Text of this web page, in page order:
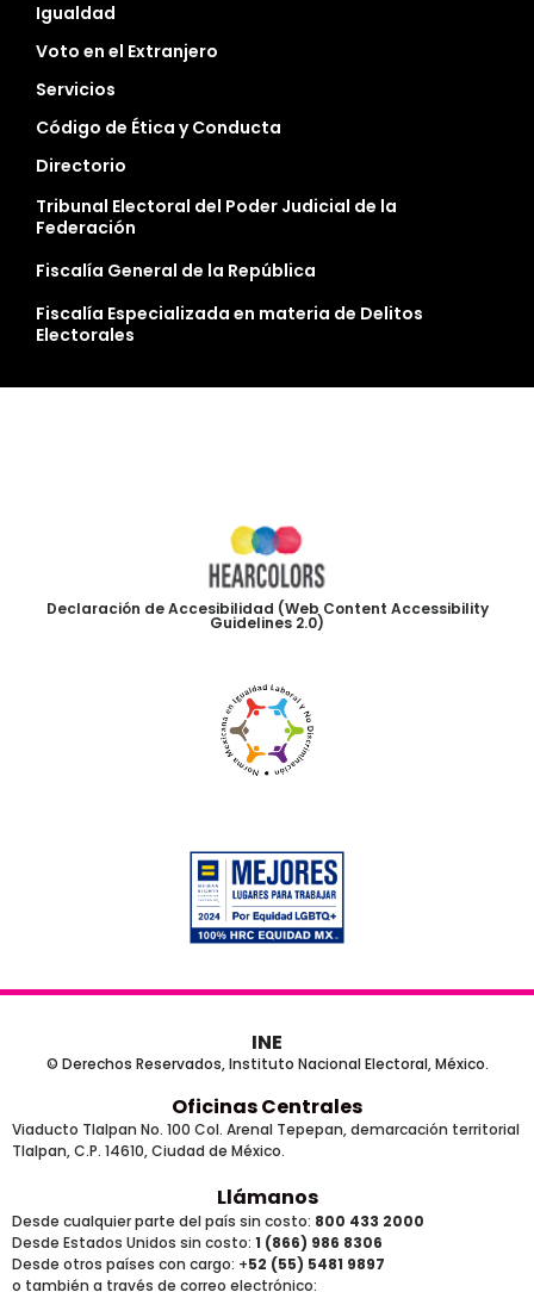
Igualdad
Voto en el Extranjero
Servicios
Código de Ética y Conducta
Directorio
Tribunal Electoral del Poder Judicial de la
Federación
Fiscalía General de la República
Fiscalía Especializada en materia de Delitos
Electorales
Declaración de Accesibilidad (Web Content Accessibility
Guidelines 2.0)
INE
© Derechos Reservados, Instituto Nacional Electoral, México.
Oficinas Centrales
Viaducto Tlalpan No. 100 Col. Arenal Tepepan, demarcación territorial
Tlalpan, C.P. 14610, Ciudad de México.
Llámanos
Desde cualquier parte del país sin costo: 800 433 2000
Desde Estados Unidos sin costo: 1 (866) 986 8306
Desde otros países con cargo: +52 (55) 5481 9897
o también a través de correo electrónico: